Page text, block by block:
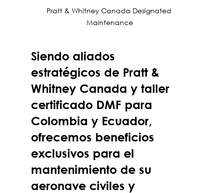
Pratt & Whitney Canada Designated
Maintenance
Siendo aliados
estratégicos de Pratt &
Whitney Canada y taller
certificado DMF para
Colombia y Ecuador,
ofrecemos beneficios
exclusivos para el
mantenimiento de su
aeronave civiles y